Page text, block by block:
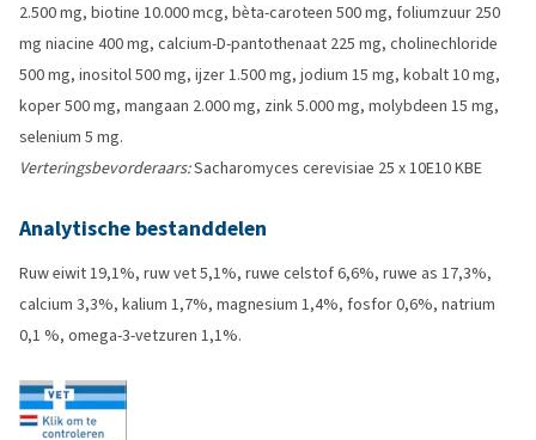
2.500 mg, biotine 10.000 mcg, bèta-caroteen 500 mg, foliumzuur 250
mg niacine 400 mg, calcium-D-pantothenaat 225 mg, cholinechloride
500 mg, inositol 500 mg, ijzer 1.500 mg, jodium 15 mg, kobalt 10 mg,
koper 500 mg, mangaan 2.000 mg, zink 5.000 mg, molybdeen 15 mg,
selenium 5 mg.
Verteringsbevorderaars:Sacharomyces cerevisiae 25 x 10E10 KBE
Analytische bestanddelen
Ruw eiwit 19,1%, ruw vet 5,1%, ruwe celstof 6,6%, ruwe as 17,3%,
calcium 3,3%, kalium 1,7%, magnesium 1,4%, fosfor 0,6%, natrium
0,1 %, omega-3-vetzuren 1,1%.